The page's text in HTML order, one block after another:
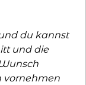
du kannst
und die
vornehmen